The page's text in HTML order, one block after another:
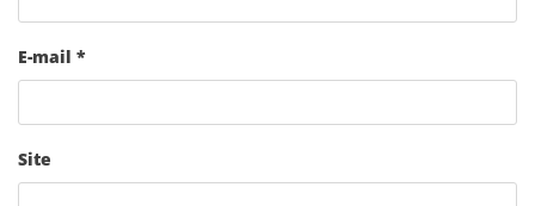
E-mail *
Site